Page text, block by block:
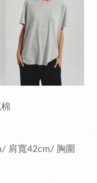
肩寬42cm/ 胸圍